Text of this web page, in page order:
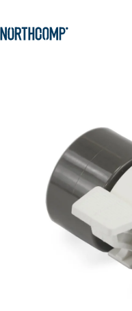
Zur Navigation springen